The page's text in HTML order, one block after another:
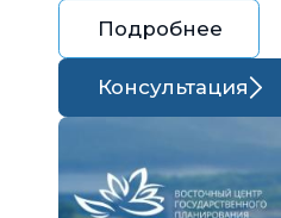
Подробнее
Консультация